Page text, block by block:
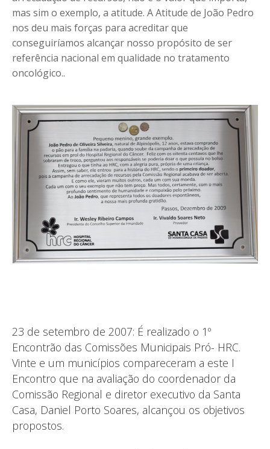
mas sim o exemplo, a atitude. A Atitude de João Pedro
nos deu mais forças para acreditar que
conseguiríamos alcançar nosso propósito de ser
referência nacional em qualidade no tratamento
oncológico..
23 de setembro de 2007: É realizado o 1º
Encontrão das Comissões Municipais Pró- HRC.
Vinte e um municípios compareceram a este I
Encontro que na avaliação do coordenador da
Comissão Regional e diretor executivo da Santa
Casa, Daniel Porto Soares, alcançou os objetivos
propostos.